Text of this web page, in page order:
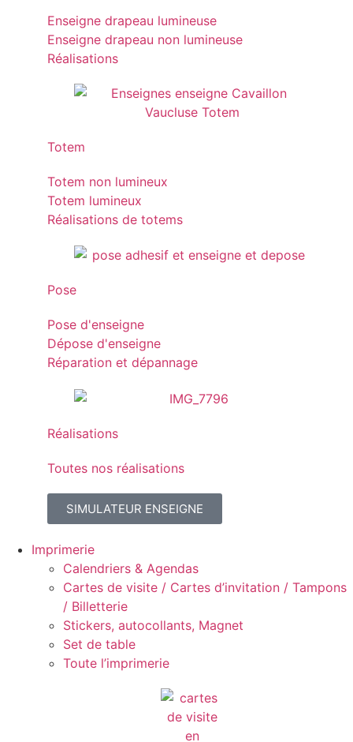
Enseigne drapeau lumineuse
Enseigne drapeau non lumineuse
Réalisations
Totem
Totem non lumineux
Totem lumineux
Réalisations de totems
Pose
Pose d'enseigne
Dépose d'enseigne
Réparation et dépannage
Réalisations
Toutes nos réalisations
SIMULATEUR ENSEIGNE
Imprimerie
Calendriers & Agendas
Cartes de visite / Cartes d’invitation / Tampons
/ Billetterie
Stickers, autocollants, Magnet
Set de table
Toute l’imprimerie